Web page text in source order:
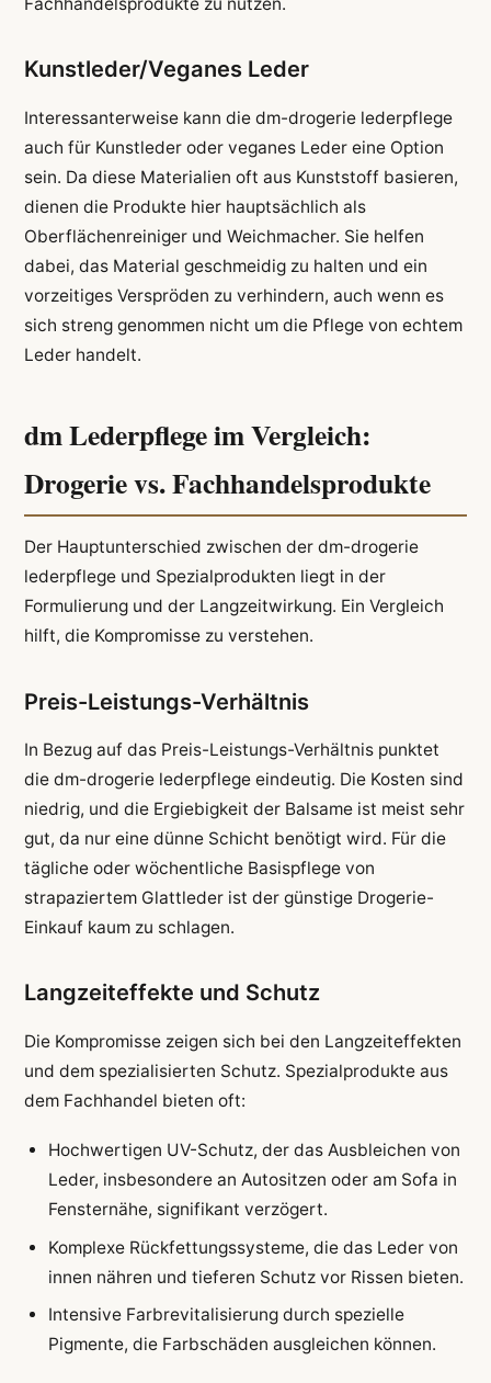
Kunstleder/Veganes Leder
Interessanterweise kann die dm-drogerie lederpflege
auch für Kunstleder oder veganes Leder eine Option
sein. Da diese Materialien oft aus Kunststoff basieren,
dienen die Produkte hier hauptsächlich als
Oberflächenreiniger und Weichmacher. Sie helfen
dabei, das Material geschmeidig zu halten und ein
vorzeitiges Verspröden zu verhindern, auch wenn es
sich streng genommen nicht um die Pflege von echtem
Leder handelt.
dm Lederpflege im Vergleich:
Drogerie vs. Fachhandelsprodukte
Der Hauptunterschied zwischen der dm-drogerie
lederpflege und Spezialprodukten liegt in der
Formulierung und der Langzeitwirkung. Ein Vergleich
hilft, die Kompromisse zu verstehen.
Preis-Leistungs-Verhältnis
In Bezug auf das Preis-Leistungs-Verhältnis punktet
die dm-drogerie lederpflege eindeutig. Die Kosten sind
niedrig, und die Ergiebigkeit der Balsame ist meist sehr
gut, da nur eine dünne Schicht benötigt wird. Für die
tägliche oder wöchentliche Basispflege von
strapaziertem Glattleder ist der günstige Drogerie-
Einkauf kaum zu schlagen.
Langzeiteffekte und Schutz
Die Kompromisse zeigen sich bei den Langzeiteffekten
und dem spezialisierten Schutz. Spezialprodukte aus
dem Fachhandel bieten oft:
Hochwertigen UV-Schutz, der das Ausbleichen von
Leder, insbesondere an Autositzen oder am Sofa in
Fensternähe, signifikant verzögert.
Komplexe Rückfettungssysteme, die das Leder von
innen nähren und tieferen Schutz vor Rissen bieten.
Intensive Farbrevitalisierung durch spezielle
Pigmente, die Farbschäden ausgleichen können.